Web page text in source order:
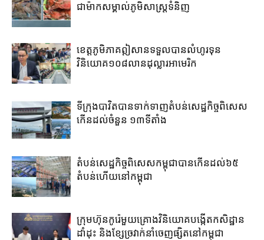
ជា​ម៉ាក​សម្គាល់​ភូមិ​សាស្រ្ត​ទំនិញ​
ខេត្ត​ភូមិភាគឦសាន​ទទួល​បាន​លំហូរទុន​
វិនិយោគ​១០៨​លាន​ដុល្លារ​អាមេរិក​
ទីក្រុងបាវិត​បាន​ទាក់​ទាញ​តំបន់​សេដ្ឋកិច្ច​ពិសេស​
កើន​ដល់​ចំនួន ១៣​ទីតាំង​
តំបន់សេដ្ឋកិច្ច​ពិសេស​កម្ពុជា​បាន​កើន​ដល់​៦៥​
តំបន់​ហើយ​នៅ​កម្ពុជា
ក្រុមហ៊ុន​កូរ៉េ​មួយគ្រោង​វិនិយោគ​បង្កើត​កសិដ្ឋាន​
ដាំដុះ​ និង​ខ្សែ​ច្រវាក់​នាំ​ចេញ​ផ្សិត​នៅ​កម្ពុជា​